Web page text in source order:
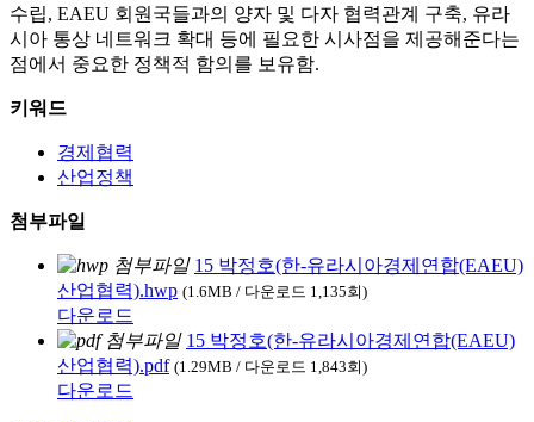
수립, EAEU 회원국들과의 양자 및 다자 협력관계 구축, 유라
시아 통상 네트워크 확대 등에 필요한 시사점을 제공해준다는
점에서 중요한 정책적 함의를 보유함.
키워드
경제협력
산업정책
첨부파일
15 박정호(한-유라시아경제연합(EAEU)
산업협력).hwp (1.6MB / 다운로드 1,135회)
다운로드
15 박정호(한-유라시아경제연합(EAEU)
산업협력).pdf (1.29MB / 다운로드 1,843회)
다운로드